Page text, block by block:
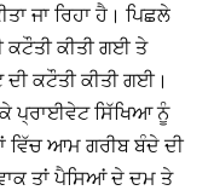
ਜਾ ਰਿਹਾ ਹੈ। ਪਿਛਲੇ
ਕਟੌਤੀ ਕੀਤੀ ਗਈ ਤੇ
ਕਟੌਤੀ ਕੀਤੀ ਗਈ।
ਪ੍ਰਾਈਵੇਟ ਸਿੱਖਿਆ ਨੂੰ
ਵਿੱਚ ਆਮ ਗਰੀਬ ਬੰਦੇ ਦੀ
ਤਾਂ ਪੈਸਿਆਂ ਦੇ ਦਮ ਤੇ